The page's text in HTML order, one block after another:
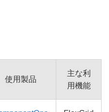
使用製品
主な利
用機能